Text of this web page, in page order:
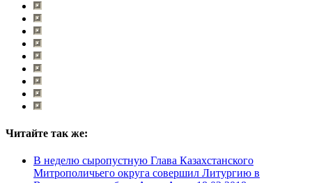
Читайте так же:
В неделю сыропустную Глава Казахстанского
Митрополичьего округа совершил Литургию в